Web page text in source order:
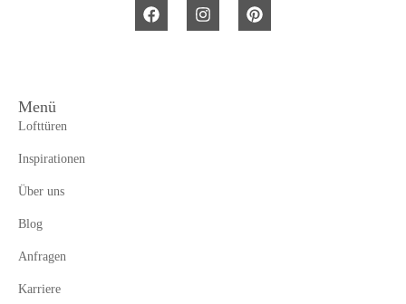
Menü
Lofttüren
Inspirationen
Über uns
Blog
Anfragen
Karriere